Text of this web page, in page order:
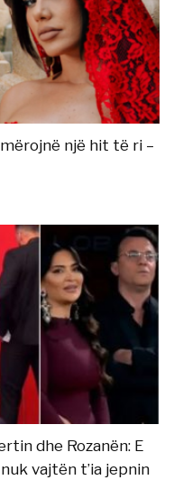
një hit të ri –
dhe Rozanën: E
vajtën t’ia jepnin